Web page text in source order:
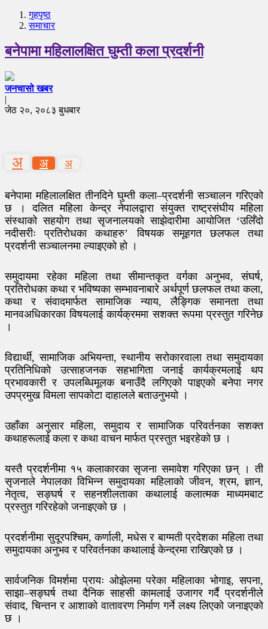
गृहपृष्‍ठ
समाचार
बनेपामा महिलालक्षित घुम्ती कला प्रदर्शनी
जनचासो खबर
|
जेठ २०, २०८३ बुधबार
अ अ अ
बनेपामा महिलालक्षित तीनदिने घुम्ती कला–प्रदर्शनी सञ्चालन गरिएको
छ । दलित महिला केन्द्र नेपालद्वारा संयुक्त राष्ट्रसंघीय महिला
संस्थाको सहयोग तथा सृजनालयको साझेदारीमा आयोजित ‘उर्लिँदो
नदीसरीः प्रतिरोधका कथाहरु’ विषयक समूहगत छलफल तथा
प्रदर्शनी सञ्चालनमा ल्याइएको हो ।
समुदायमा रहेका महिला तथा सीमान्तकृत वर्गका अनुभव, संघर्ष,
प्रतिरोधका कथा र भविष्यका सम्भावनाबारे अर्थपूर्ण छलफल तथा कला,
कथा र संवादमार्फत सामाजिक न्याय, लैङ्गिक समानता तथा
मानवअधिकारका विषयलाई कार्यक्रममा सशक्त रूपमा प्रस्तुत गरिनेछ
।
विद्यार्थी, सामाजिक अभियन्ता, स्थानीय सरोकारवाला तथा समुदायका
प्रतिनिधिको उत्साहजनक सहभागिता जनाई कार्यक्रमलाई थप
प्रभावकारी र उपलब्धिमूलक बनाउँदै लगिएको पाइएको बनेपा नगर
उपप्रमुख विमला सापकोटा दाहालले बताउनुभयो ।
उहाँका अनुसार महिला, समुदाय र सामाजिक परिवर्तनका सशक्त
कथाहरूलाई कला र कथा वाचन मार्फत प्रस्तुत भइरहेको छ ।
यस्तै प्रदर्शनीमा १५ कलाकारका सृजना समावेश गरिएका छन् । ती
सृजनाले नेपालका विभिन्न समुदायका महिलाको जीवन, श्रम, ज्ञान,
नेतृत्व, सङ्घर्ष र सहनशीलताका कथालाई कलात्मक माध्यमबाट
प्रस्तुत गरिरहेको जनाइएको छ ।
प्रदर्शनीमा सुदूरपश्चिम, कर्णाली, मधेस र बाग्मती प्रदेशका महिला तथा
समुदायका अनुभव र परिवर्तनका कथालाई केन्द्रमा राखिएको छ ।
सार्वजनिक विमर्शमा प्रायः ओझेलमा परेका महिलाका भोगाइ, सपना,
साझा–सङ्घर्ष तथा दैनिक साहसी कामलाई उजागर गर्दै प्रदर्शनीले
संवाद, चिन्तन र आशाको वातावरण निर्माण गर्ने लक्ष्य लिएको जनाइएको
छ ।